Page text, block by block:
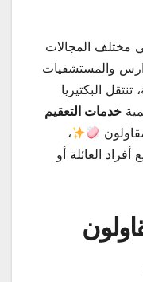
مختلف المجالات
والمستشفيات
البكتيريا
خدمات التعقيم
،
العائلة أو